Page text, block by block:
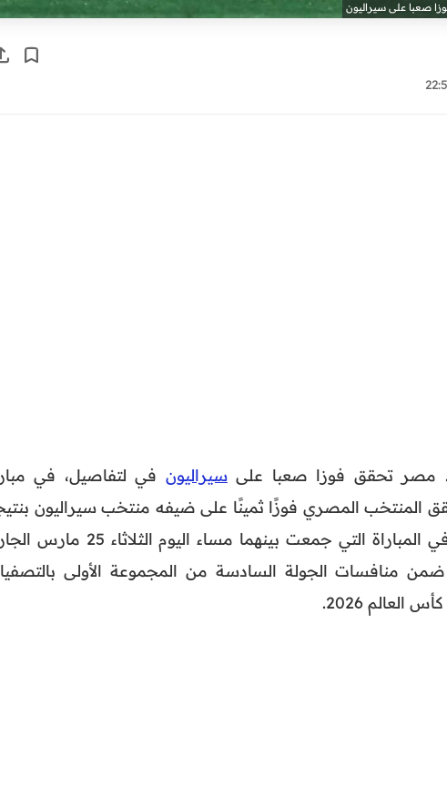
سيراليون في لتفاصيل، في
المنتخب المصري فوزًا ثمينًا على ضيفه منتخب سيراليون
هدف مقابل لا شيء، وذلك في المباراة التي جمعت بينهما مساء اليوم
ضمن منافسات الجولة السادسة من المجموعة الأولى
العالم 2026.